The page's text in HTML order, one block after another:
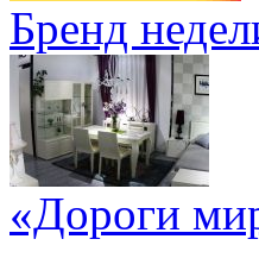
Бренд
«Дороги